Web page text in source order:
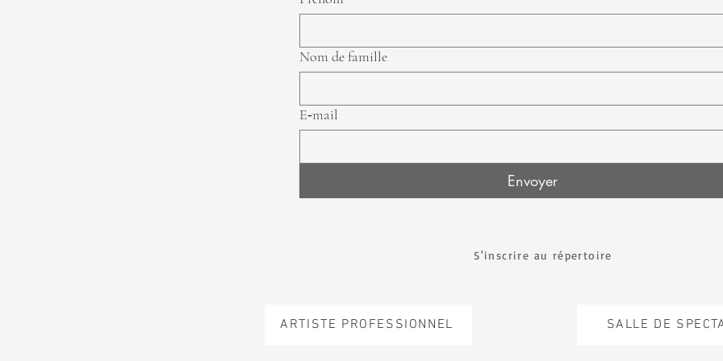
Nom de famille
E‑mail
Envoyer
S'inscrire au répertoire
ARTISTE PROFESSIONNEL SALLE DE